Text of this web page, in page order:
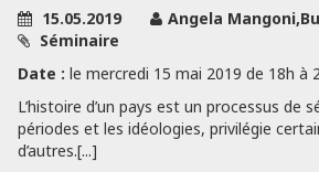
15.05.2019
Angela
Séminaire
Date : le mercredi 15 mai 2019 de 18h à
L’histoire d’un pays est un processus de
périodes et les idéologies, privilégie
d’autres.[...]